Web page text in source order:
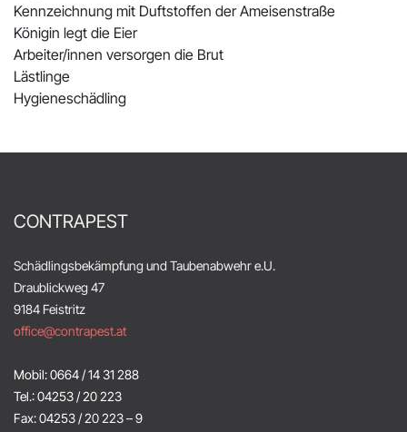
Kennzeichnung mit Duftstoffen der Ameisenstraße
Königin legt die Eier
Arbeiter/innen versorgen die Brut
Lästlinge
Hygieneschädling
CONTRAPEST
Schädlingsbekämpfung und Taubenabwehr e.U.
Draublickweg 47
9184 Feistritz
office@contrapest.at
Mobil: 0664 / 14 31 288
Tel.: 04253 / 20 223
Fax: 04253 / 20 223 – 9